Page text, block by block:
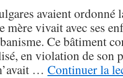
avaient ordonné
mère vivait avec ses
Ce bâtiment
en violation de son
… Continuer la